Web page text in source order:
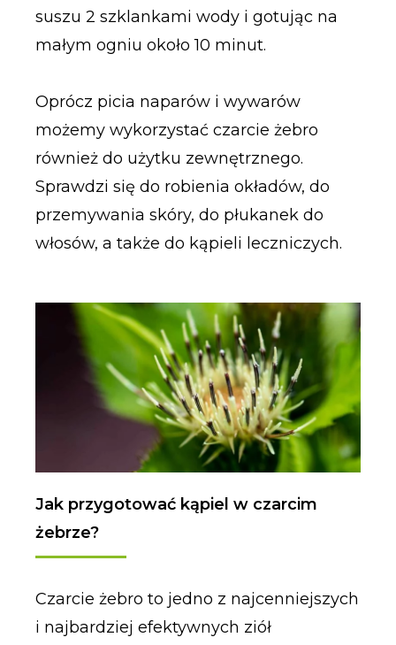
suszu 2 szklankami wody i gotując na
małym ogniu około 10 minut.
Oprócz picia naparów i wywarów
możemy wykorzystać czarcie żebro
również do użytku zewnętrznego.
Sprawdzi się do robienia okładów, do
przemywania skóry, do płukanek do
włosów, a także do kąpieli leczniczych.
Jak przygotować kąpiel w czarcim
żebrze?
Czarcie żebro to jedno z najcenniejszych
i najbardziej efektywnych ziół